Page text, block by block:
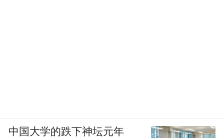
中国大学的跌下神坛元年